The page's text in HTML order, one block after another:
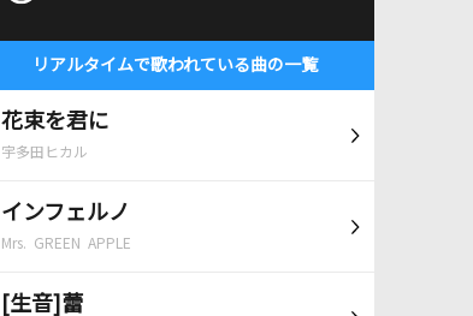
リアルタイムで歌われている曲の一覧
花束を君に
宇多田ヒカル
インフェルノ
Mrs. GREEN APPLE
[生音]蕾